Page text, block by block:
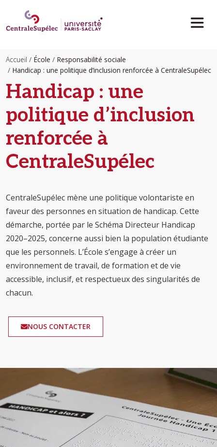
Accueil École
Responsabilité sociale
Handicap : une politique d’inclusion renforcée à CentraleSupélec
Handicap : une
politique d’inclusion
renforcée à
CentraleSupélec
CentraleSupélec mène une politique volontariste en
faveur des personnes en situation de handicap. Cette
démarche, portée par le Schéma Directeur Handicap
2020–2025, concerne aussi bien la population étudiante
que les personnels. L’École s’engage à créer un
environnement de travail, de formation et de vie
accessible, inclusif, et respectueux des singularités de
chacun.
NOUS CONTACTER